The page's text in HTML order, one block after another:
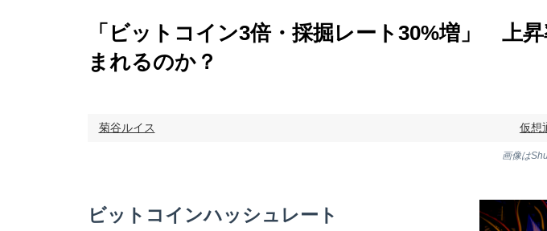
「ビットコイン3倍・採掘レート30%増」 上
まれるのか？
菊谷ルイス 仮想
画像は
ビットコインハッシュレート